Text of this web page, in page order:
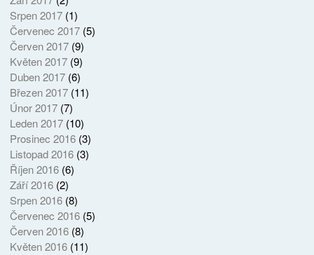
Srpen 2017(1)
Červenec 2017(5)
Červen 2017(9)
Květen 2017(9)
Duben 2017(6)
Březen 2017(11)
Únor 2017(7)
Leden 2017(10)
Prosinec 2016(3)
Listopad 2016(3)
Říjen 2016(6)
Září 2016(2)
Srpen 2016(8)
Červenec 2016(5)
Červen 2016(8)
Květen 2016(11)